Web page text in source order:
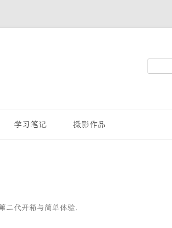
搜
学习笔记 摄影作品
二代开箱与简单体验.